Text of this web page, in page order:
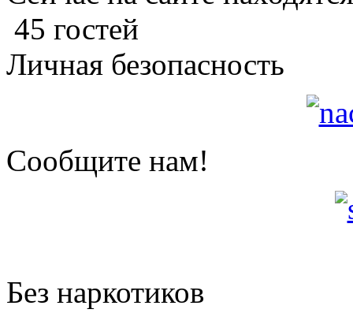
45 гостей
Личная безопасность
Сообщите нам!
Без наркотиков